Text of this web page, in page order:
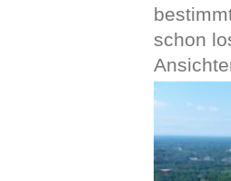
schon